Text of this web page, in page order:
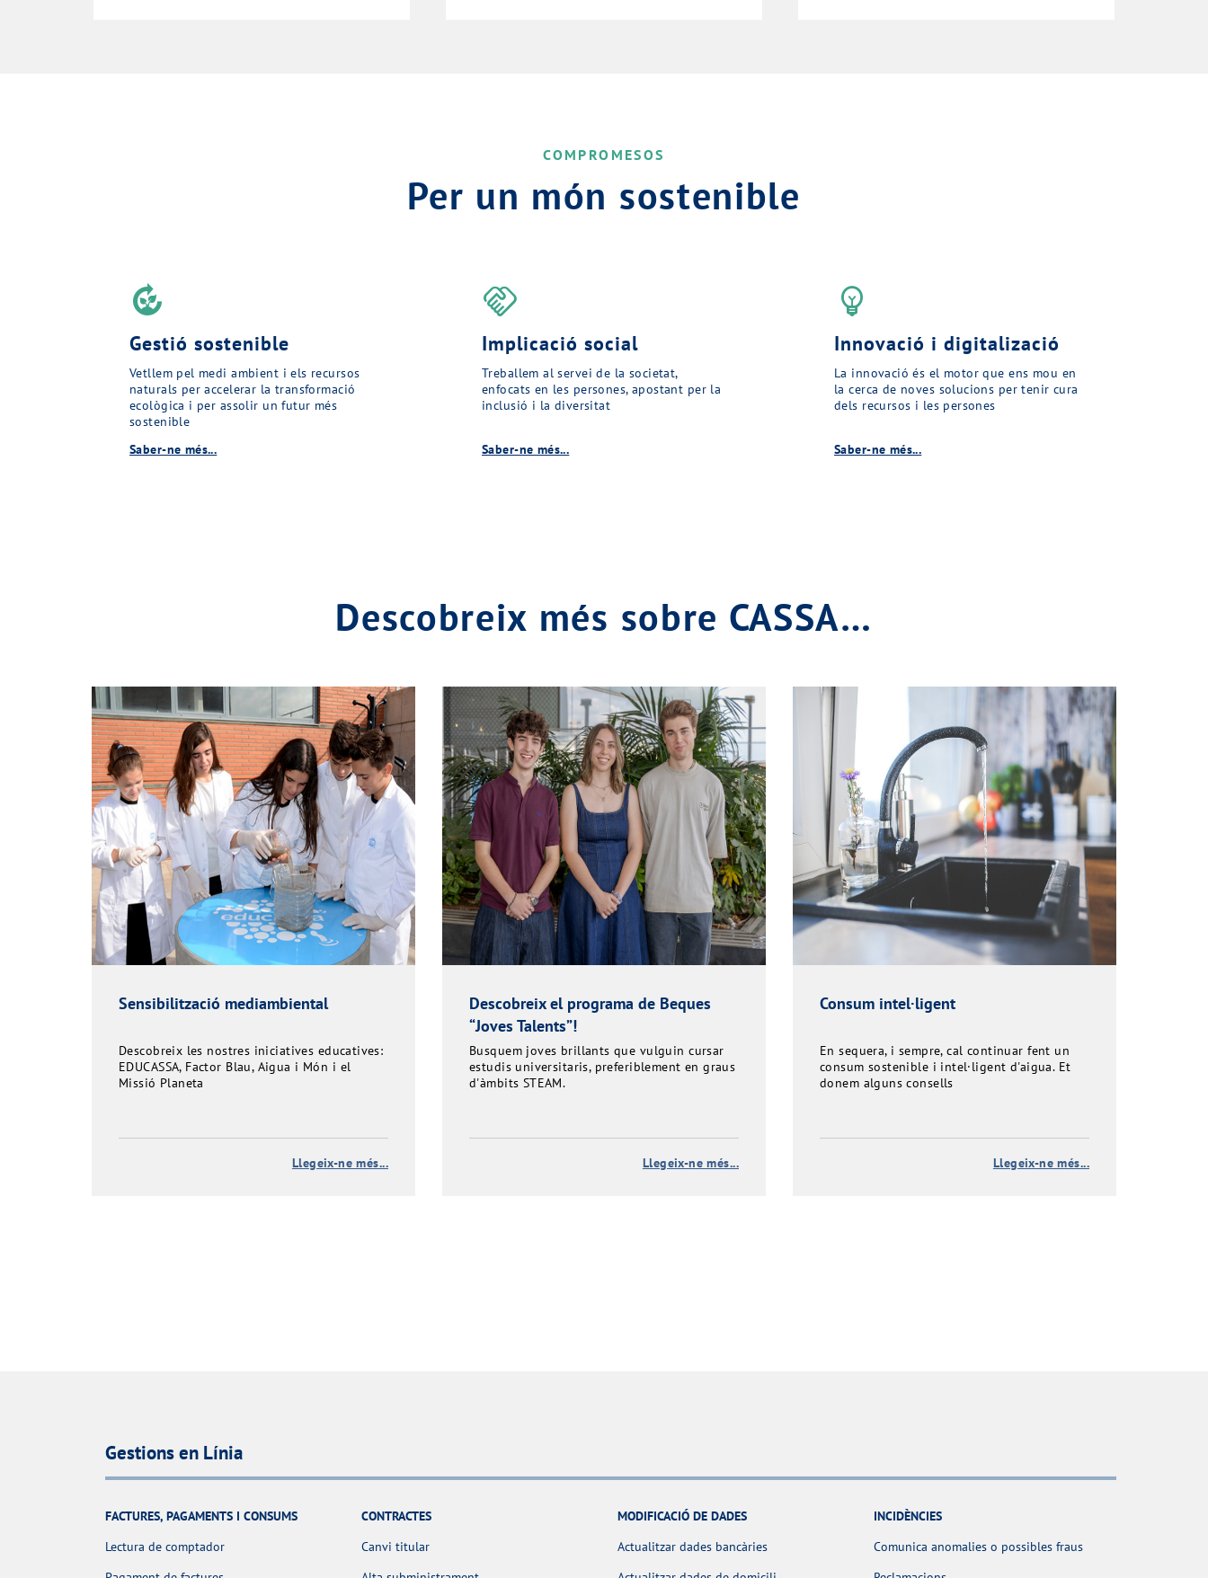
COMPROMESOS
Per un món sostenible
compost
Gestió sostenible
Vetllem pel medi ambient i els recursos
naturals per accelerar la transformació
ecològica i per assolir un futur més
sostenible
Saber-ne més...
handshake
Implicació social
Treballem al servei de la societat,
enfocats en les persones, apostant per la
inclusió i la diversitat
Saber-ne més...
emoji_objects
Innovació i digitalizació
La innovació és el motor que ens mou en
la cerca de noves solucions per tenir cura
dels recursos i les persones
Saber-ne més...
Descobreix més sobre CASSA…
Sensibilització mediambiental
Descobreix les nostres iniciatives educatives:
EDUCASSA, Factor Blau, Aigua i Món i el
Missió Planeta
Llegeix-ne més...
Descobreix el programa de Beques
“Joves Talents”!
Busquem joves brillants que vulguin cursar
estudis universitaris, preferiblement en graus
d'àmbits STEAM.
Llegeix-ne més...
Consum intel·ligent
En sequera, i sempre, cal continuar fent un
consum sostenible i intel·ligent d'aigua. Et
donem alguns consells
Llegeix-ne més...
Gestions en Línia
FACTURES, PAGAMENTS I CONSUMS
Lectura de comptador
CONTRACTES
Canvi titular
MODIFICACIÓ DE DADES
Actualitzar dades bancàries
INCIDÈNCIES
Comunica anomalies o possibles fraus